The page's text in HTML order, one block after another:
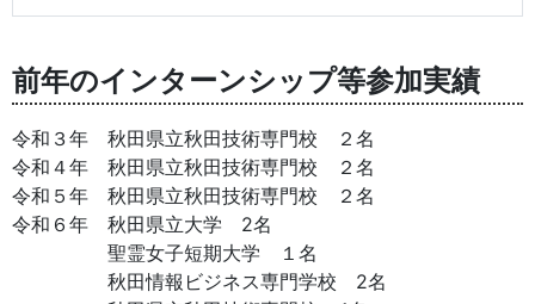
前年のインターンシップ等参加実績
令和３年 秋田県立秋田技術専門校 ２名
令和４年 秋田県立秋田技術専門校 ２名
令和５年 秋田県立秋田技術専門校 ２名
令和６年 秋田県立大学 2名
聖霊女子短期大学 １名
秋田情報ビジネス専門学校 2名